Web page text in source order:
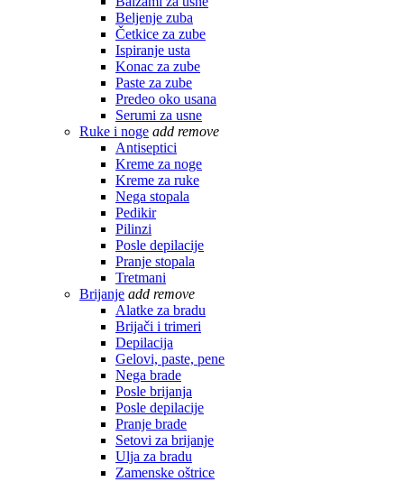
Beljenje zuba
Četkice za zube
Ispiranje usta
Konac za zube
Paste za zube
Predeo oko usana
Serumi za usne
Ruke i noge add remove
Antiseptici
Kreme za noge
Kreme za ruke
Nega stopala
Pedikir
Pilinzi
Posle depilacije
Pranje stopala
Tretmani
Brijanje add remove
Alatke za bradu
Brijači i trimeri
Depilacija
Gelovi, paste, pene
Nega brade
Posle brijanja
Posle depilacije
Pranje brade
Setovi za brijanje
Ulja za bradu
Zamenske oštrice